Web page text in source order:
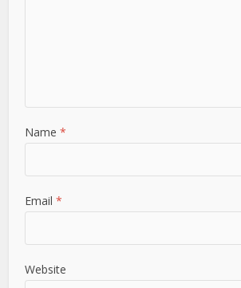
Name*
Email*
Website